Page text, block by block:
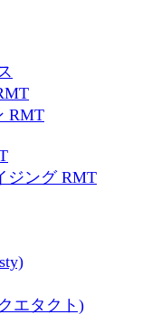
RMT
ジング RMT
エタクト)